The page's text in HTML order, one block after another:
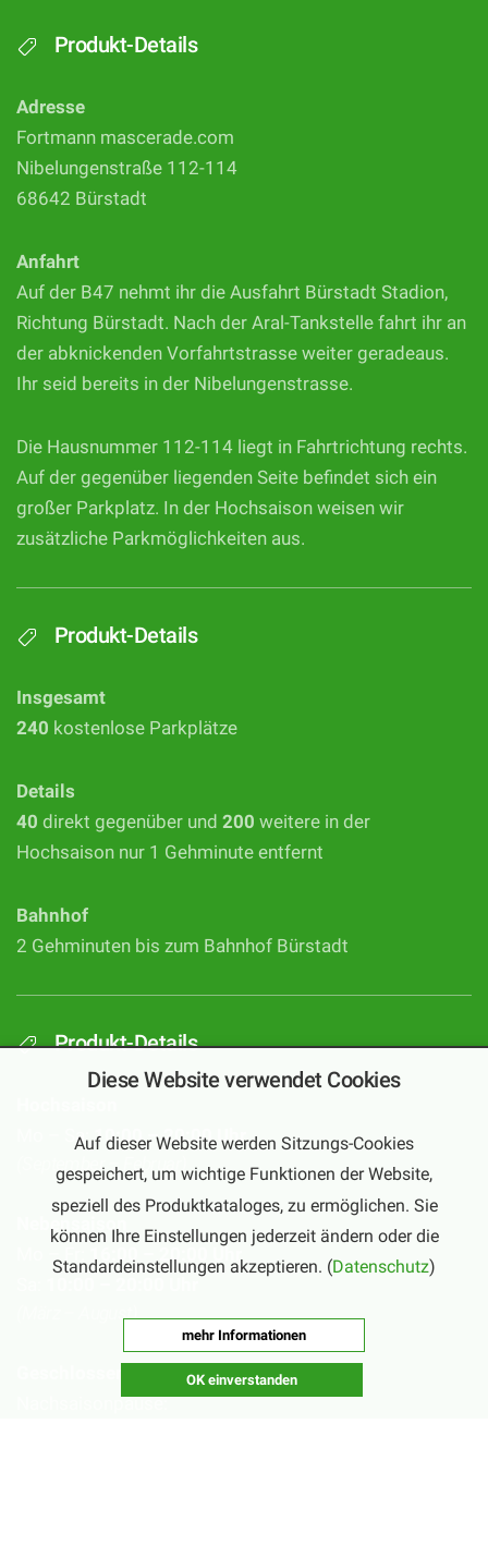
Produkt-Details
Adresse
Fortmann mascerade.com
Nibelungenstraße 112-114
68642 Bürstadt
Anfahrt
Auf der B47 nehmt ihr die Ausfahrt Bürstadt Stadion,
Richtung Bürstadt. Nach der Aral-Tankstelle fahrt ihr an
der abknickenden Vorfahrtstrasse weiter geradeaus.
Ihr seid bereits in der Nibelungenstrasse.
Die Hausnummer 112-114 liegt in Fahrtrichtung rechts.
Auf der gegenüber liegenden Seite befindet sich ein
großer Parkplatz. In der Hochsaison weisen wir
zusätzliche Parkmöglichkeiten aus.
Produkt-Details
Insgesamt
240 kostenlose Parkplätze
Details
40 direkt gegenüber und 200 weitere in der
Hochsaison nur 1 Gehminute entfernt
Bahnhof
2 Gehminuten bis zum Bahnhof Bürstadt
Produkt-Details
Mo – Sa:10:00 – 20:00 Uhr
(September – Februar)
Nebensaison
Mo – Fr:
16:00 – 20:00 Uhr
(März – August)
Diese Website verwendet Cookies
Auf dieser Website werden Sitzungs-Cookies
gespeichert, um wichtige Funktionen der Website,
speziell des Produktkataloges, zu ermöglichen. Sie
können Ihre Einstellungen jederzeit ändern oder die
Standardeinstellungen akzeptieren. (Datenschutz)
mehr Informationen
OK einverstanden